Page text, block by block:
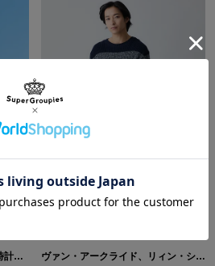
エステル・ブライト モデル 腕時計＆ジャケット＆ショルダーバッグ 「軌跡」シリーズ 空の軌跡 the 1st ヴァン・アークライド、リィン・シュバルツァー、クロウ・アームブラスト モデル バックパック＆ショルダーバッグ 「軌跡」シリーズ 英雄伝説 界の軌跡